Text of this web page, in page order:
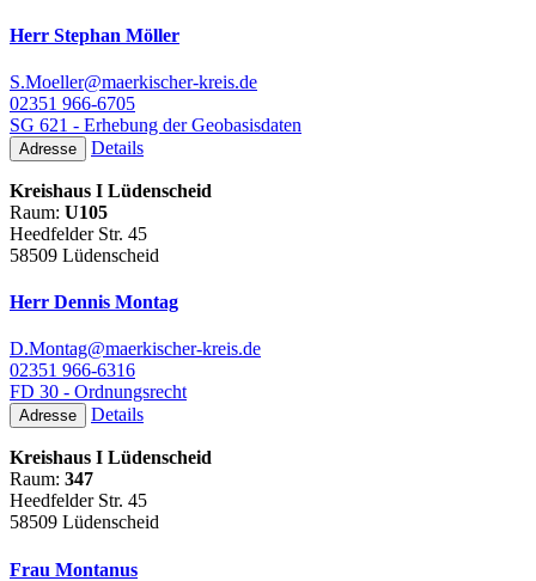
Herr Stephan Möller
S.Moeller@maerkischer-kreis.de
02351 966-6705
SG 621 - Erhebung der Geobasisdaten
Adresse Details
Kreishaus I Lüdenscheid
Raum: U105
Heedfelder Str. 45
58509 Lüdenscheid
Herr Dennis Montag
D.Montag@maerkischer-kreis.de
02351 966-6316
FD 30 - Ordnungsrecht
Adresse Details
Kreishaus I Lüdenscheid
Raum: 347
Heedfelder Str. 45
58509 Lüdenscheid
Frau Montanus